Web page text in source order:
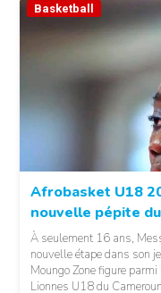
Basketball
Afrobasket U18
nouvelle pépite
À seulement 16 ans,
nouvelle étape dans son
Moungo Zone figure
Lionnes U18 du